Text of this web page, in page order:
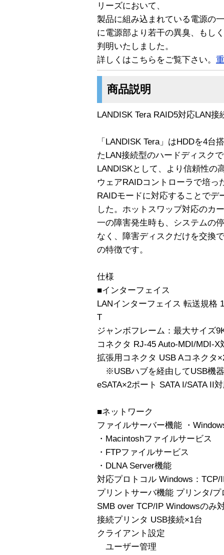
リーズにおいて、
製品に組み込まれている電源の
に電源部より若干の異臭、もし
判明いたしました。
詳しくはこちらをご覧下さい。
商品説明
LANDISK Tera RAID5対応LAN
「LANDISK Tera」はHDDを4
たLAN接続型のハードディスク
LANDISKとして、より信頼性の
ウェアRAIDコントローラで培っ
RAIDモードに対応することでデ
した。ホットスワップ対応のカ
一の障害発生時も、システムの
なく、障害ディスクだけを交換
の特徴です。
仕様
■インターフェイス
LANインターフェイス 転送規格
T
ジャンボフレーム：最大サイズ
コネクタ RJ-45 Auto-MDI/MDI-X
拡張用コネクタ USB Aコネクタ
※USBハブを経由してUSB機
eSATA×2ポート SATA I/SATA II
■ネットワーク
ファイルサーバー機能 ・
・Macintoshファイルサービス
・FTPファイルサービス
・DLNA Server機能
対応プロトコル Windows：TCP/
プリントサーバ機能 プリンタ/プ
SMB over TCP/IP Windowsのみ
接続プリンタ USB接続×1台
クライアント設定
ユーザー管理